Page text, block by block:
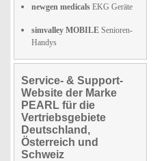
newgen medicals EKG Geräte
simvalley MOBILE Senioren-
Handys
Service- & Support-
Website der Marke
PEARL für die
Vertriebsgebiete
Deutschland,
Österreich und
Schweiz